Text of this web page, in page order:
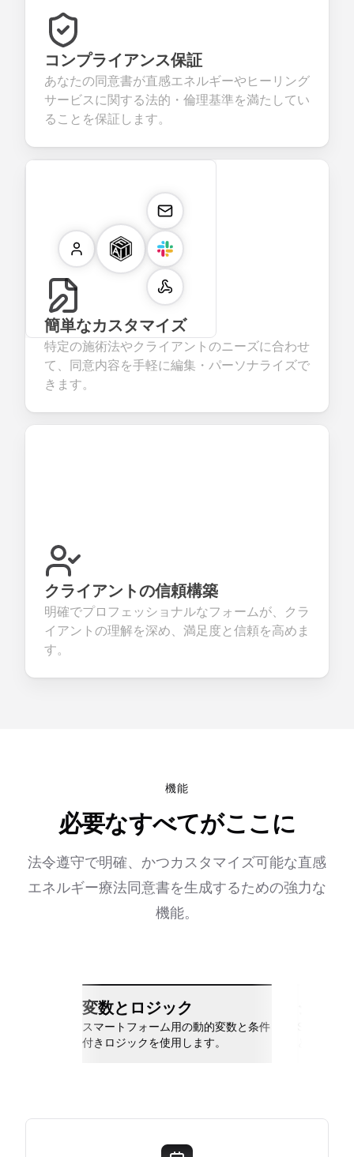
コンプライアンス保証
あなたの同意書が直感エネルギーやヒーリング
サービスに関する法的・倫理基準を満たしてい
ることを保証します。
簡単なカスタマイズ
特定の施術法やクライアントのニーズに合わせ
て、同意内容を手軽に編集・パーソナライズで
きます。
クライアントの信頼構築
明確でプロフェッショナルなフォームが、クラ
イアントの理解を深め、満足度と信頼を高めま
す。
機能
必要なすべてがここに
法令遵守で明確、かつカスタマイズ可能な直感
エネルギー療法同意書を生成するための強力な
機能。
変数とロジック
スマートフォーム用の動的変数と条件
付きロジックを使用します。